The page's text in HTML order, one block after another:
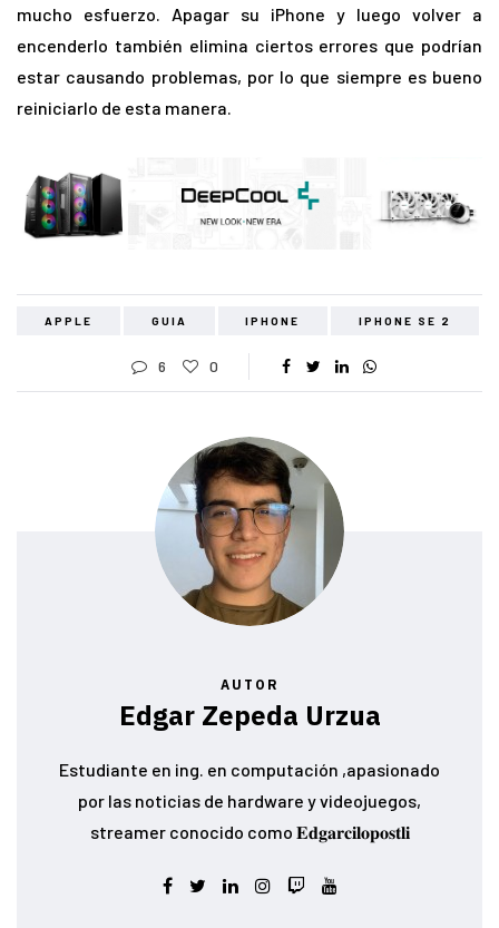
mucho esfuerzo. Apagar su iPhone y luego volver a
encenderlo también elimina ciertos errores que podrían
estar causando problemas, por lo que siempre es bueno
reiniciarlo de esta manera.
APPLE GUIA IPHONE IPHONE SE 2
6 0
AUTOR
Edgar Zepeda Urzua
Estudiante en ing. en computación ,apasionado
por las noticias de hardware y videojuegos,
streamer conocido como 𝐄𝐝𝐠𝐚𝐫𝐜𝐢𝐥𝐨𝐩𝐨𝐬𝐭𝐥𝐢